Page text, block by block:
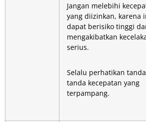
Jangan melebihi
yang diizinkan, karena
dapat berisiko tinggi
mengakibatkan
serius.
Selalu perhatikan
tanda kecepatan yang
terpampang.